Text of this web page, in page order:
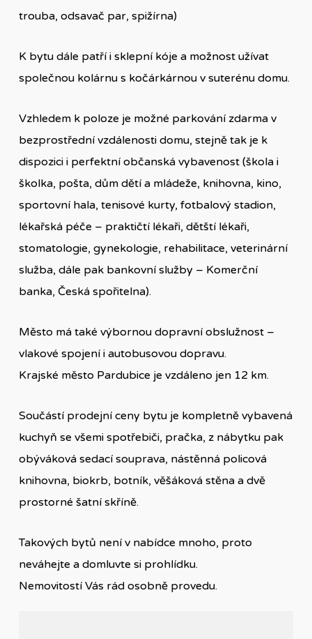
trouba, odsavač par, spižírna)
K bytu dále patří i sklepní kóje a možnost užívat
společnou kolárnu s kočárkárnou v suterénu domu.
Vzhledem k poloze je možné parkování zdarma v
bezprostřední vzdálenosti domu, stejně tak je k
dispozici i perfektní občanská vybavenost (škola i
školka, pošta, dům dětí a mládeže, knihovna, kino,
sportovní hala, tenisové kurty, fotbalový stadion,
lékařská péče – praktičtí lékaři, dětští lékaři,
stomatologie, gynekologie, rehabilitace, veterinární
služba, dále pak bankovní služby – Komerční
banka, Česká spořitelna).
Město má také výbornou dopravní obslužnost –
vlakové spojení i autobusovou dopravu.
Krajské město Pardubice je vzdáleno jen 12 km.
Součástí prodejní ceny bytu je kompletně vybavená
kuchyň se všemi spotřebiči, pračka, z nábytku pak
obýváková sedací souprava, nástěnná policová
knihovna, biokrb, botník, věšáková stěna a dvě
prostorné šatní skříně.
Takových bytů není v nabídce mnoho, proto
neváhejte a domluvte si prohlídku.
Nemovitostí Vás rád osobně provedu.